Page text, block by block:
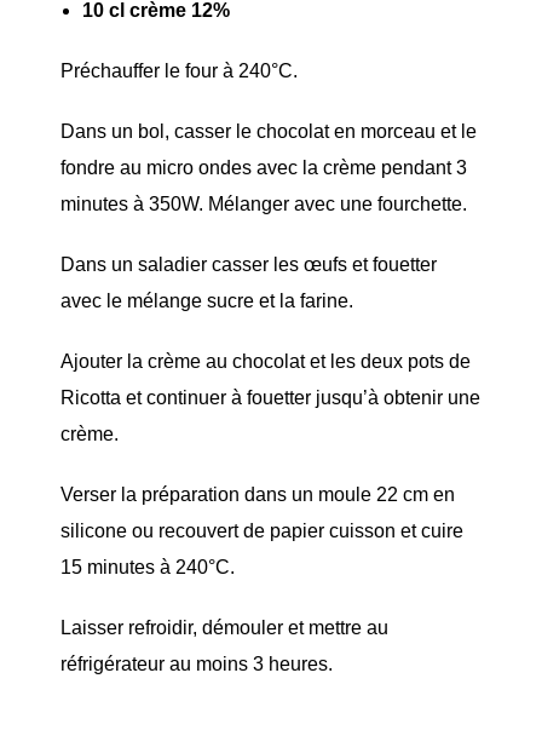
10 cl crème 12%
Préchauffer le four à 240°C.
Dans un bol, casser le chocolat en morceau et le
fondre au micro ondes avec la crème pendant 3
minutes à 350W. Mélanger avec une fourchette.
Dans un saladier casser les œufs et fouetter
avec le mélange sucre et la farine.
Ajouter la crème au chocolat et les deux pots de
Ricotta et continuer à fouetter jusqu’à obtenir une
crème.
Verser la préparation dans un moule 22 cm en
silicone ou recouvert de papier cuisson et cuire
15 minutes à 240°C.
Laisser refroidir, démouler et mettre au
réfrigérateur au moins 3 heures.